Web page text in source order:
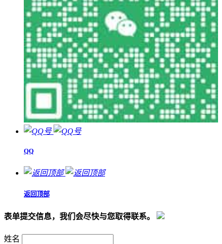
QQ
返回顶部
表单提交信息，我们会尽快与您取得联系。
姓名